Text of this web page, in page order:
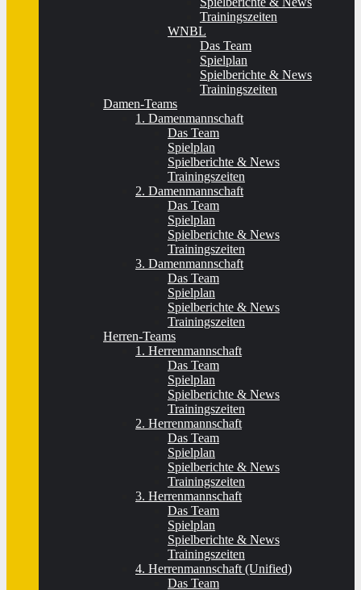
Trainingszeiten
WNBL
Das Team
Spielplan
Spielberichte & News
Trainingszeiten
Damen-Teams
1. Damenmannschaft
Das Team
Spielplan
Spielberichte & News
Trainingszeiten
2. Damenmannschaft
Das Team
Spielplan
Spielberichte & News
Trainingszeiten
3. Damenmannschaft
Das Team
Spielplan
Spielberichte & News
Trainingszeiten
Herren-Teams
1. Herrenmannschaft
Das Team
Spielplan
Spielberichte & News
Trainingszeiten
2. Herrenmannschaft
Das Team
Spielplan
Spielberichte & News
Trainingszeiten
3. Herrenmannschaft
Das Team
Spielplan
Spielberichte & News
Trainingszeiten
4. Herrenmannschaft (Unified)
Das Team